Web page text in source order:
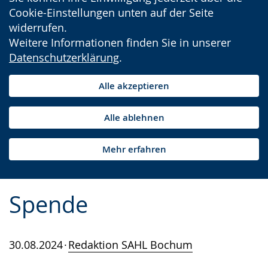
Cookie-Einstellungen unten auf der Seite
widerrufen.
Weitere Informationen finden Sie in unserer
Datenschutzerklärung.
Alle akzeptieren
Alle ablehnen
Mehr erfahren
Spende
30.08.2024 Redaktion SAHL Bochum